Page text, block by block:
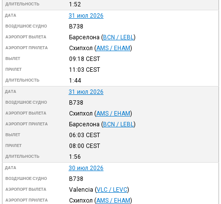
ДЛИТЕЛЬНОСТЬ 1:52
ДАТА 31 июл 2026
ВОЗДУШНОЕ СУДНО B738
АЭРОПОРТ ВЫЛЕТА Барселона (BCN / LEBL )
АЭРОПОРТ ПРИЛЕТА Схипхол (AMS / EHAM)
ВЫЛЕТ 09:18 CEST
ПРИЛЕТ 11:03 CEST
ДЛИТЕЛЬНОСТЬ 1:44
ДАТА 31 июл 2026
ВОЗДУШНОЕ СУДНО B738
АЭРОПОРТ ВЫЛЕТА Схипхол (AMS / EHAM)
АЭРОПОРТ ПРИЛЕТА Барселона (BCN / LEBL )
ВЫЛЕТ 06:03 CEST
ПРИЛЕТ 08:00 CEST
ДЛИТЕЛЬНОСТЬ 1:56
ДАТА 30 июл 2026
ВОЗДУШНОЕ СУДНО B738
АЭРОПОРТ ВЫЛЕТА Valencia (VLC / LEVC)
АЭРОПОРТ ПРИЛЕТА Схипхол (AMS / EHAM)